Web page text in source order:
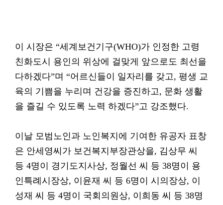
이 시장은 “세계보건기구(WHO)가 인정한 고령
친화도시 용인의 위상에 걸맞게 앞으로도 최선을
다하겠다”며 “어르신들이 일자리를 갖고, 평생 교
육의 기쁨을 누리며 건강을 증진하고, 문화 생활
을 즐길 수 있도록 노력 하겠다”고 강조했다.
이날 모범노인과 노인복지에 기여한 유공자 표창
은 안세영씨가 보건복지부장관상을, 김상무 씨
등 4명이 경기도지사상, 정월선 씨 등 38명이 용
인특례시장상, 이윤재 씨 등 6명이 시의장상, 이
성재 씨 등 4명이 국회의원상, 이희동 씨 등 38명